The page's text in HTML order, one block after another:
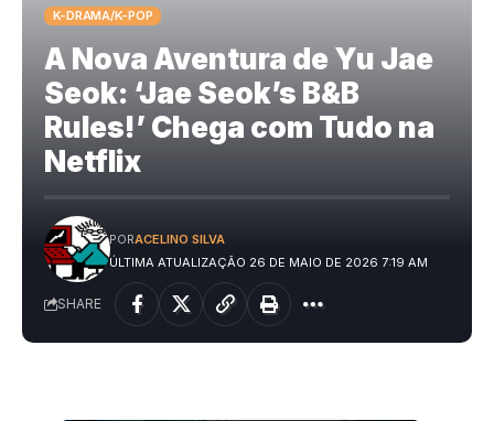
K-DRAMA/K-POP
A Nova Aventura de Yu Jae
Seok: ‘Jae Seok’s B&B
Rules!’ Chega com Tudo na
Netflix
ÚLTIMA ATUALIZAÇÃO 26 DE MAIO DE 2026 7:19 AM
PORACELINO SILVA
SHARE